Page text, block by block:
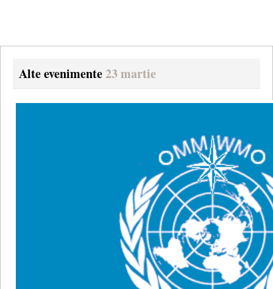
Alte evenimente23 martie